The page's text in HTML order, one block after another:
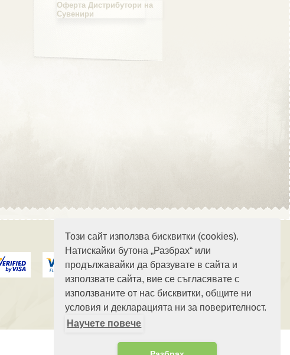
Този сайт използва бисквитки (cookies).
Натискайки бутона „Разбрах“ или
продължавайки да бразувате в сайта и
използвате сайта, вие се съгласявате с
използваните от нас бисквитки, общите ни
условия и декларацията ни за поверителност.
Научете повече
Област София
Област Хасково
Област Шумен
Оферта Дистрибутори на
Сувенири